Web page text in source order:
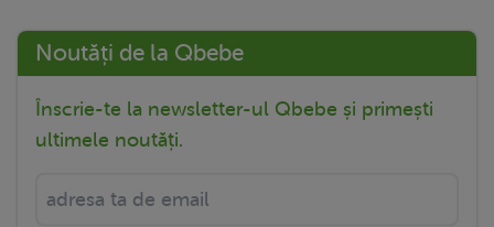
Noutăți de la Qbebe
Înscrie-te la newsletter-ul Qbebe și primești
ultimele noutăți.